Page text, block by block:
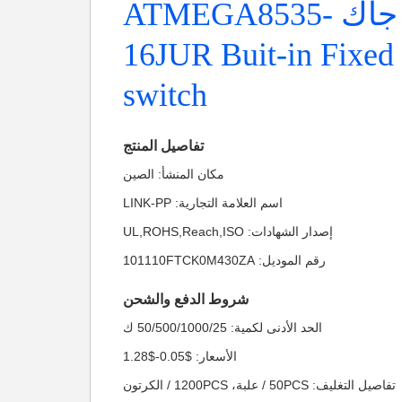
وحدات جاك ATMEGA8535-
16JUR Buit-in Fixed
switch
تفاصيل المنتج
مكان المنشأ: الصين
اسم العلامة التجارية: LINK-PP
إصدار الشهادات: UL,ROHS,Reach,ISO
رقم الموديل: 101110FTCK0M430ZA
شروط الدفع والشحن
الحد الأدنى لكمية: 50/500/1000/25 ك
الأسعار: $0.05-$1.28
تفاصيل التغليف: 50PCS / علبة، 1200PCS / الكرتون